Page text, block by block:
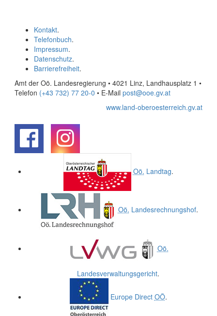
Kontakt.
Telefonbuch.
Impressum.
Datenschutz.
Barrierefreiheit.
Amt der Oö. Landesregierung • 4021 Linz, Landhausplatz 1 •
Telefon (+43 732) 77 20-0 • E-Mail post@ooe.gv.at
www.land-oberoesterreich.gv.at
Oö. Landtag.
Oö. Landesrechnungshof.
Oö.
Landesverwaltungsgericht.
Europe Direct OÖ.